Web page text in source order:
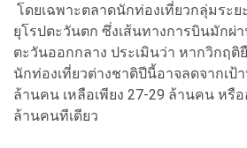
โดยเฉพาะตลาดนักท่องเที่ยวกลุ่มระย
ยุโรปตะวันตก ซึ่งเส้นทางการบินมักผ่
ตะวันออกกลาง ประเมินว่า หากวิกฤติ
นักท่องเที่ยวต่างชาติปีนี้อาจลดจากเป้
ล้านคน เหลือเพียง 27-29 ล้านคน หรื
ล้านคนทีเดียว